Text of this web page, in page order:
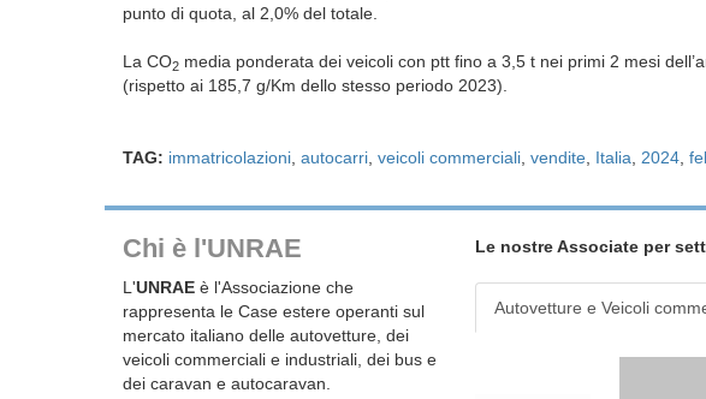
punto di quota, al 2,0% del totale.
La CO2 media ponderata dei veicoli con ptt fino a 3,5 t nei primi 2 mesi
(rispetto ai 185,7 g/Km dello stesso periodo 2023).
TAG: immatricolazioni autocarri veicoli commerciali vendite Italia 2024
Chi è l'UNRAE
L'UNRAE è l'Associazione che
rappresenta le Case estere operanti sul
mercato italiano delle autovetture, dei
veicoli commerciali e industriali, dei bus e
dei caravan e autocaravan.
Le nostre Associate per
Autovetture e Veicoli